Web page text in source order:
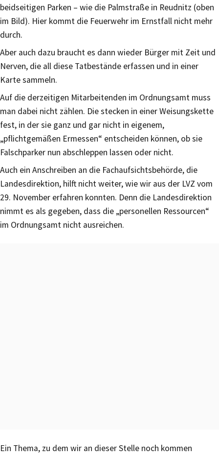
beidseitigen Parken – wie die Palmstraße in Reudnitz (oben
im Bild). Hier kommt die Feuerwehr im Ernstfall nicht mehr
durch.
Aber auch dazu braucht es dann wieder Bürger mit Zeit und
Nerven, die all diese Tatbestände erfassen und in einer
Karte sammeln.
Auf die derzeitigen Mitarbeitenden im Ordnungsamt muss
man dabei nicht zählen. Die stecken in einer Weisungskette
fest, in der sie ganz und gar nicht in eigenem,
„pflichtgemäßen Ermessen“ entscheiden können, ob sie
Falschparker nun abschleppen lassen oder nicht.
Auch ein Anschreiben an die Fachaufsichtsbehörde, die
Landesdirektion, hilft nicht weiter, wie wir aus der LVZ vom
29. November erfahren konnten. Denn die Landesdirektion
nimmt es als gegeben, dass die „personellen Ressourcen“
im Ordnungsamt nicht ausreichen.
Ein Thema, zu dem wir an dieser Stelle noch kommen